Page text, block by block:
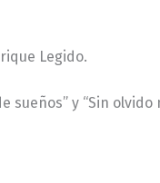
Legido.
sueños” y “Sin olvido